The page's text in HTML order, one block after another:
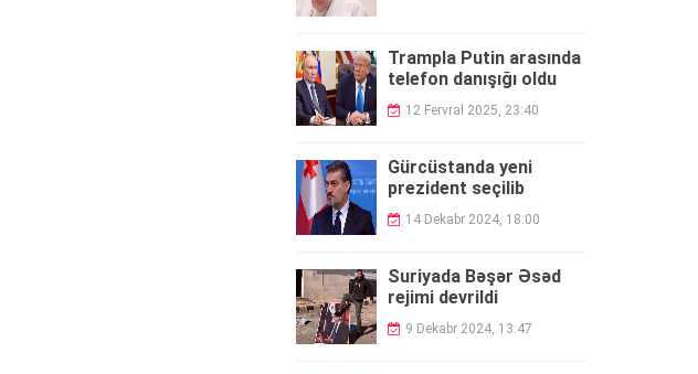
Trampla Putin arasında
telefon danışığı oldu
12 Fervral 2025, 23:40
Gürcüstanda yeni
prezident seçilib
14 Dekabr 2024, 18:00
Suriyada Bəşər Əsəd
rejimi devrildi
9 Dekabr 2024, 13:47